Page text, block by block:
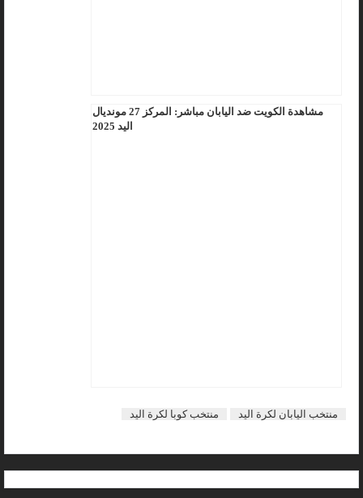
مشاهدة الكويت ضد اليابان مباشر: المركز 27 مونديال
اليد 2025
منتخب اليابان لكرة اليد منتخب كوبا لكرة اليد